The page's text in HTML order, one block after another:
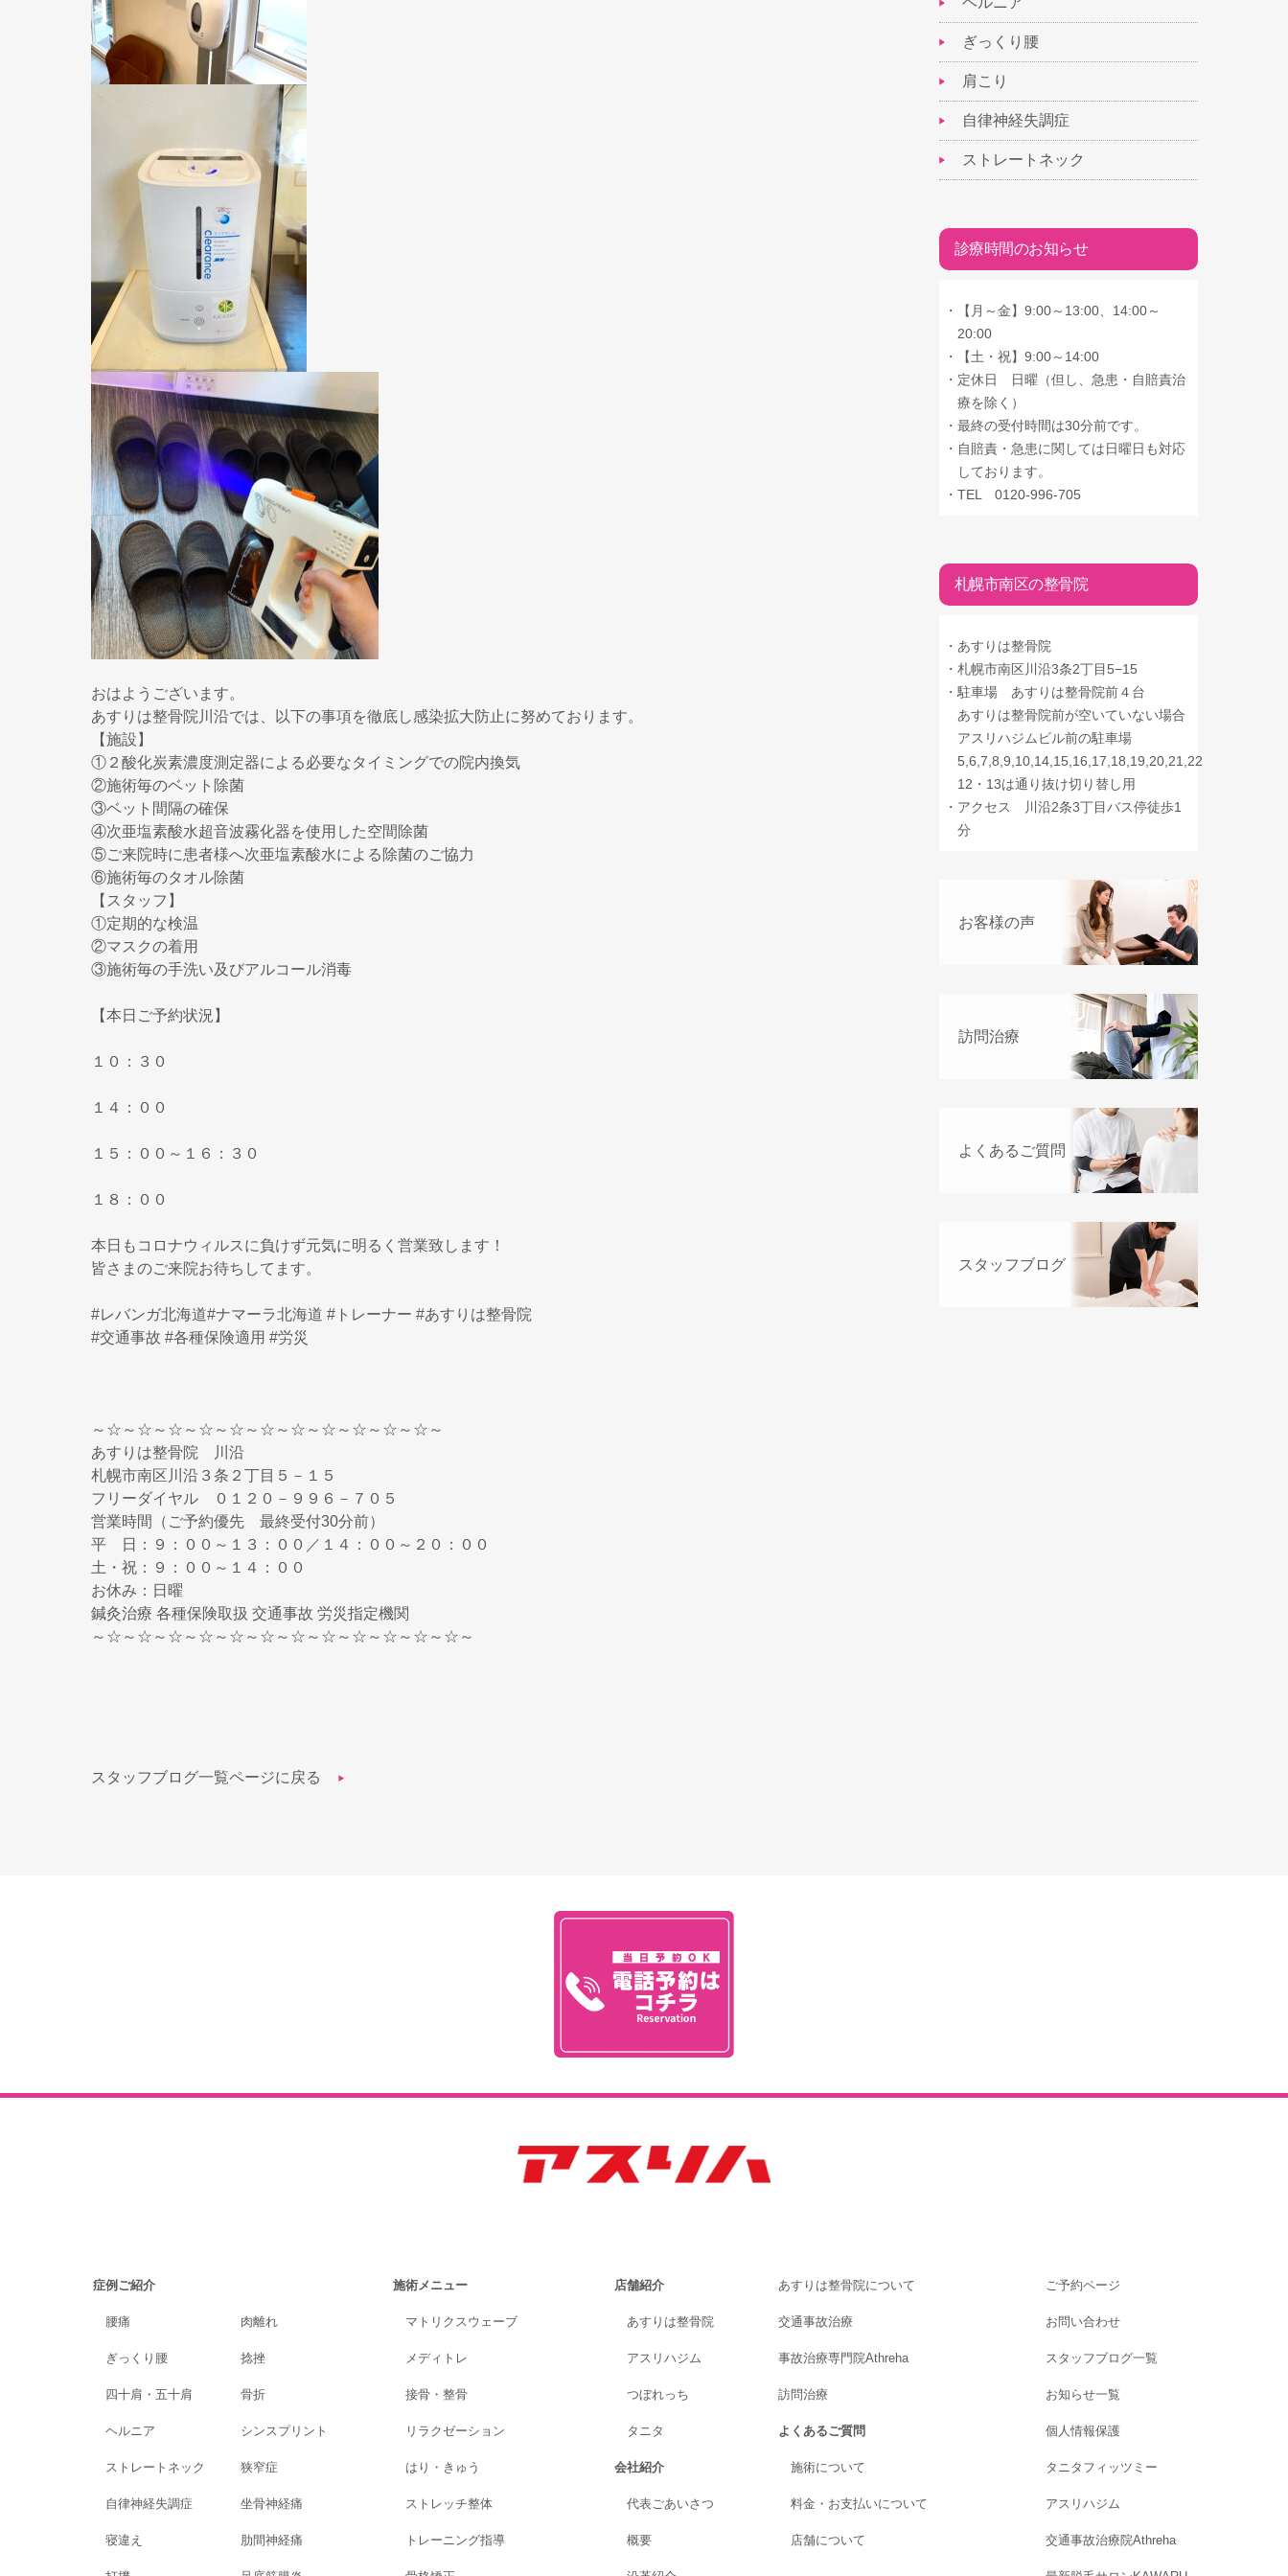
おはようございます。
あすりは整骨院川沿では、以下の事項を徹底し感染拡大防止に努めております。
【施設】
①２酸化炭素濃度測定器による必要なタイミングでの院内換気
②施術毎のベット除菌
③ベット間隔の確保
④次亜塩素酸水超音波霧化器を使用した空間除菌
⑤ご来院時に患者様へ次亜塩素酸水による除菌のご協力
⑥施術毎のタオル除菌
【スタッフ】
①定期的な検温
②マスクの着用
③施術毎の手洗い及びアルコール消毒
【本日ご予約状況】
１０：３０
１４：００
１５：００～１６：３０
１８：００
本日もコロナウィルスに負けず元気に明るく営業致します！
皆さまのご来院お待ちしてます。
#レバンガ北海道#ナマーラ北海道 #トレーナー #あすりは整骨院
#交通事故 #各種保険適用 #労災
～☆～☆～☆～☆～☆～☆～☆～☆～☆～☆～☆～
あすりは整骨院 川沿
札幌市南区川沿３条２丁目５－１５
フリーダイヤル ０１２０－９９６－７０５
営業時間（ご予約優先 最終受付30分前）
平 日：９：００～１３：００／１４：００～２０：００
土・祝：９：００～１４：００
お休み：日曜
鍼灸治療 各種保険取扱 交通事故 労災指定機関
～☆～☆～☆～☆～☆～☆～☆～☆～☆～☆～☆～☆～
スタッフブログ一覧ページに戻る
ぎっくり腰
肩こり
自律神経失調症
ストレートネック
診療時間のお知らせ
・
【月～金】9:00～13:00、14:00～
20:00
・
【土・祝】9:00～14:00
・ 定休日 日曜（但し、急患・自賠責治
療を除く）
・ 最終の受付時間は30分前です。
・ 自賠責・急患に関しては日曜日も対応
しております。
・ TEL 0120-996-705
札幌市南区の整骨院
・ あすりは整骨院
・ 札幌市南区川沿3条2丁目5−15
・ 駐車場 あすりは整骨院前４台
あすりは整骨院前が空いていない場合
アスリハジムビル前の駐車場
5,6,7,8,9,10,14,15,16,17,18,19,20,21,22
12・13は通り抜け切り替し用
・ アクセス 川沿2条3丁目バス停徒歩1
分
お客様の声
訪問治療
よくあるご質問
スタッフブログ
症例ご紹介
腰痛
ぎっくり腰
四十肩・五十肩
ヘルニア
ストレートネック
自律神経失調症
寝違え
肉離れ
捻挫
骨折
シンスプリント
狭窄症
坐骨神経痛
肋間神経痛
施術メニュー
マトリクスウェーブ
メディトレ
接骨・整骨
リラクゼーション
はり・きゅう
ストレッチ整体
トレーニング指導
店舗紹介
あすりは整骨院
アスリハジム
つぼれっち
タニタ
会社紹介
代表ごあいさつ
概要
あすりは整骨院について
交通事故治療
事故治療専門院Athreha
訪問治療
よくあるご質問
施術について
料金・お支払いについて
店舗について
ご予約ページ
お問い合わせ
スタッフブログ一覧
お知らせ一覧
個人情報保護
タニタフィッツミー
アスリハジム
交通事故治療院Athreha